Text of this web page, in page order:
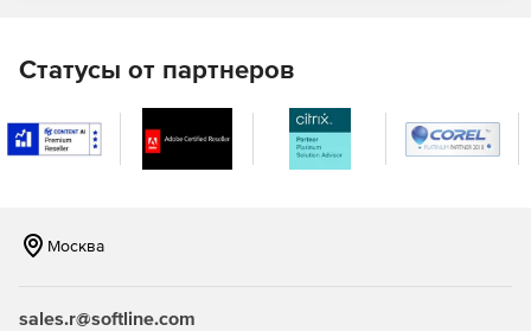
Это проактивное, оптимизированное решение для
полной защиты мобильных устройств. Отражает попытки
фишинга, поступающие через различные социальные
приложения, защищая своих сотрудников от доступа к
подключений.
Статусы от партнеров
Москва
sales.r@softline.com